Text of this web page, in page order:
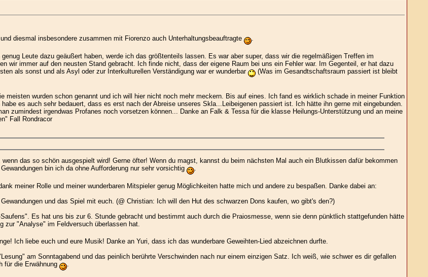
diesmal insbesondere zusammen mit Fiorenzo auch Unterhaltungsbeauftragte
.
Leute dazu geäußert haben, werde ich das größtenteils lassen. Es war aber super, dass wir die regelmäßigen Treffen im
wir immer auf den neusten Stand gebracht. Ich finde nicht, dass der eigene Raum bei uns ein Fehler war. Im Gegenteil, er hat dazu
als sonst und als Asyl oder zur Interkulturellen Verständigung war er wunderbar
(Was im Gesandtschaftsraum passiert ist bleibt
meisten wurden schon genannt und ich will hier nicht noch mehr meckern. Bis auf eines. Ich fand es wirklich schade in meiner Funktion
es auch sehr bedauert, dass es erst nach der Abreise unseres Skla...Leibeigenen passiert ist. Ich hätte ihn gerne mit eingebunden.
zumindest irgendwas Profanes noch vorsetzen können... Danke an Falk & Tessa für die klasse Heilungs-Unterstützung und an meine
Fall Rondracor
das so schön ausgespielt wird! Gerne öfter! Wenn du magst, kannst du beim nächsten Mal auch ein Blutkissen dafür bekommen
bin ich da ohne Aufforderung nur sehr vorsichtig
.
meiner Rolle und meiner wunderbaren Mitspieler genug Möglichkeiten hatte mich und andere zu bespaßen. Danke dabei an:
und das Spiel mit euch. (@ Christian: Ich will den Hut des schwarzen Dons kaufen, wo gibt's den?)
Es hat uns bis zur 6. Stunde gebracht und bestimmt auch durch die Praiosmesse, wenn sie denn pünktlich stattgefunden hätte
"Analyse" im Feldversuch überlassen hat.
Ich liebe euch und eure Musik! Danke an Yuri, dass ich das wunderbare Geweihten-Lied abzeichnen durfte.
am Sonntagabend und das peinlich berührte Verschwinden nach nur einem einzigen Satz. Ich weiß, wie schwer es dir gefallen
für die Erwähnung
.